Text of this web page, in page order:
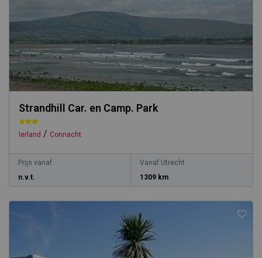
Strandhill Car. en Camp. Park
Ierland / Connacht
Prijs vanaf
n.v.t.
Vanaf Utrecht
1309 km